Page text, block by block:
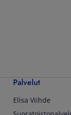
Palvelut
Elisa Viihde